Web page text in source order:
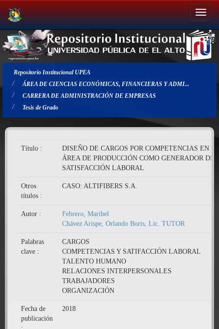
Salir
de
la
navegación
Repositorio Institucional UPEA
ÁREA DE CIENCIAS ECONÓMICAS, FINANCIERAS Y ADMI...
CARRERA DE ADMINISTRACIÓN DE EMPRESAS
Tesis de Grado
Título :
DISEÑO DE CARGOS POR COMPETENCIAS EN
ÁREA DE PRODUCCIÓN COMO GENERADOR DE
SATISFACCIÓN LABORAL
Otros
títulos :
CASO: ALTIFIBERS S.A.
Autor :
Febrero, Maribel
Chávez Arispe, Orlando Boris, Lic. TUTOR
Palabras
clave :
CARGOS
COMPETENCIAS Y SATIFACCIÓN LABORAL
TALENTO HUMANO
RELACIONES INTERPERSONALES
TRABAJADORES
ORGANIZACIÓN
Fecha de
publicación
2018